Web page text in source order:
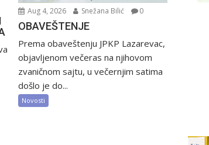
Aug 4, 2026 Snežana Bilić 0
OBAVEŠTENJE
Prema obaveštenju JPKP Lazarevac,
objavljenom večeras na njihovom
zvaničnom sajtu, u večernjim satima
došlo je do...
Novosti